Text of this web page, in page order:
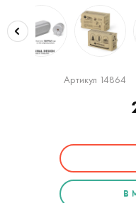
Артикул 14864
В